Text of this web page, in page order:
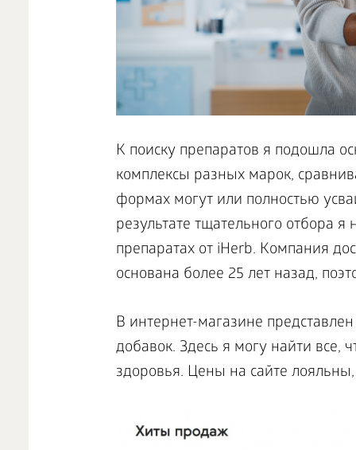
К поиску препаратов я подошла
комплексы разных марок,
формах могут или полностью
результате тщательного отбора
препаратах от iHerb. Компания
основана более 25 лет назад,
В интернет-магазине
добавок. Здесь я могу найти все,
здоровья. Цены на сайте